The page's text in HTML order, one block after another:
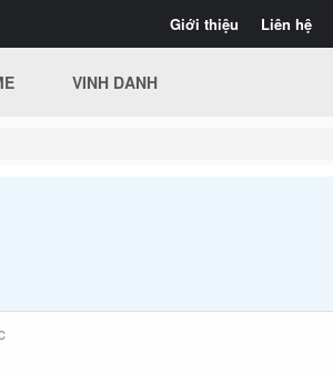
Giới thiệu Liên hệ
VINH DANH